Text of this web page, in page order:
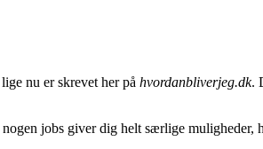
nu er skrevet her på hvordanbliverjeg.dk.
jobs giver dig helt særlige muligheder,